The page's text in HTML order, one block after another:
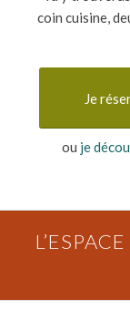
coin cuisine,
Je
ou je